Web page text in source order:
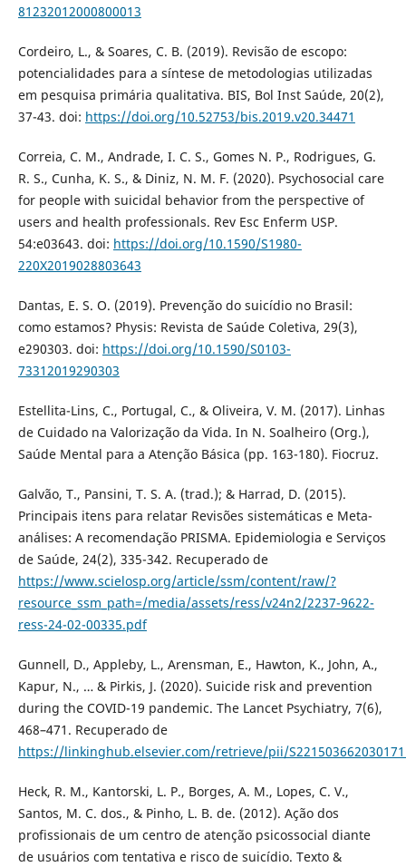
81232012000800013
Cordeiro, L., & Soares, C. B. (2019). Revisão de escopo:
potencialidades para a síntese de metodologias utilizadas
em pesquisa primária qualitativa. BIS, Bol Inst Saúde, 20(2),
37-43. doi: https://doi.org/10.52753/bis.2019.v20.34471
Correia, C. M., Andrade, I. C. S., Gomes N. P., Rodrigues, G.
R. S., Cunha, K. S., & Diniz, N. M. F. (2020). Psychosocial care
for people with suicidal behavior from the perspective of
users and health professionals. Rev Esc Enferm USP.
54:e03643. doi: https://doi.org/10.1590/S1980-
220X2019028803643
Dantas, E. S. O. (2019). Prevenção do suicídio no Brasil:
como estamos? Physis: Revista de Saúde Coletiva, 29(3),
e290303. doi: https://doi.org/10.1590/S0103-
73312019290303
Estellita-Lins, C., Portugal, C., & Oliveira, V. M. (2017). Linhas
de Cuidado na Valorização da Vida. In N. Soalheiro (Org.),
Saúde Mental para a Atenção Básica (pp. 163-180). Fiocruz.
Galvão, T., Pansini, T. S. A. (trad.); & Harrad, D. (2015).
Principais itens para relatar Revisões sistemáticas e Meta-
análises: A recomendação PRISMA. Epidemiologia e Serviços
de Saúde, 24(2), 335-342. Recuperado de
https://www.scielosp.org/article/ssm/content/raw/?
resource_ssm_path=/media/assets/ress/v24n2/2237-9622-
ress-24-02-00335.pdf
Gunnell, D., Appleby, L., Arensman, E., Hawton, K., John, A.,
Kapur, N., … & Pirkis, J. (2020). Suicide risk and prevention
during the COVID-19 pandemic. The Lancet Psychiatry, 7(6),
468–471. Recuperado de
https://linkinghub.elsevier.com/retrieve/pii/
Heck, R. M., Kantorski, L. P., Borges, A. M., Lopes, C. V.,
Santos, M. C. dos., & Pinho, L. B. de. (2012). Ação dos
profissionais de um centro de atenção psicossocial diante
de usuários com tentativa e risco de suicídio. Texto &